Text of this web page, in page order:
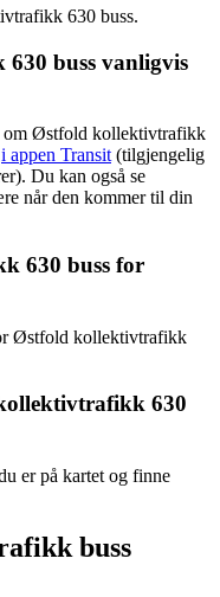
630 buss.
buss vanligvis
om Østfold kollektivtrafikk
i appen Transit (tilgjengelig
Du kan også se
når den kommer til din
630 buss for
Østfold kollektivtrafikk
630
er på kartet og finne
buss